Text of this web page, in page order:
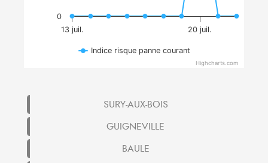
13 juil. 20 juil.
0
Indice risque panne courant
Highcharts.com
SURY-AUX-BOIS
GUIGNEVILLE
BAULE